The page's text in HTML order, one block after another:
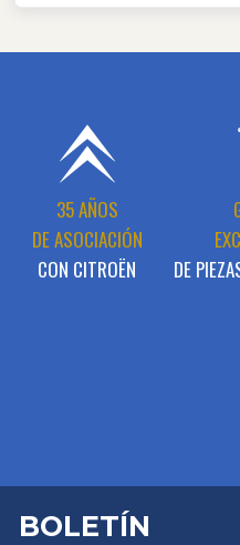
35 AÑOS
DE ASOCIACIÓN
CON CITROËN
DE
BOLETÍN